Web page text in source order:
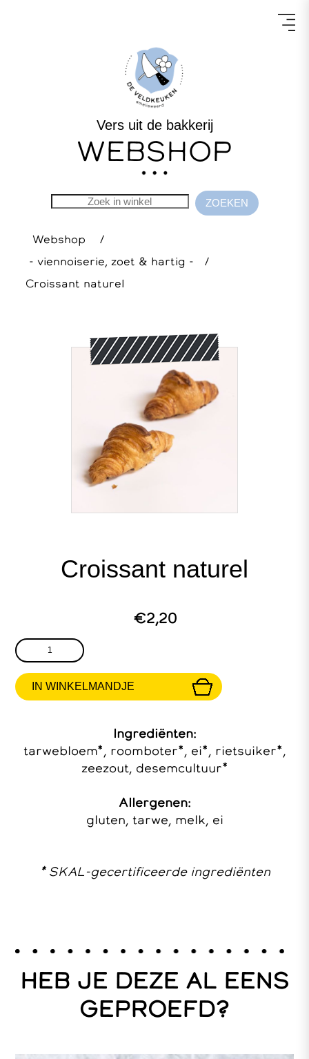
Vers uit de bakkerij
WEBSHOP
Webshop
/
- viennoiserie, zoet & hartig -
/
Croissant naturel
Croissant naturel
€2,20
Ingrediënten:
tarwebloem*, roomboter*, ei*, rietsuiker*,
zeezout, desemcultuur*
Allergenen:
gluten, tarwe, melk, ei
* SKAL-gecertificeerde ingrediënten
HEB JE DEZE AL EENS
GEPROEFD?